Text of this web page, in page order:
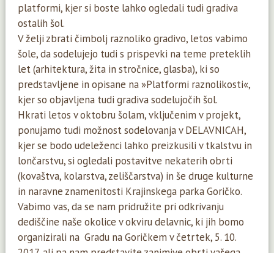
platformi, kjer si boste lahko ogledali tudi gradiva
ostalih šol.
V želji zbrati čimbolj raznoliko gradivo, letos vabimo
šole, da sodelujejo tudi s prispevki na teme preteklih
let (arhitektura, žita in stročnice, glasba), ki so
predstavljene in opisane na »Platformi raznolikosti«,
kjer so objavljena tudi gradiva sodelujočih šol.
Hkrati letos v oktobru šolam, vključenim v projekt,
ponujamo tudi možnost sodelovanja v DELAVNICAH,
kjer se bodo udeleženci lahko preizkusili v tkalstvu in
lončarstvu, si ogledali postavitve nekaterih obrti
(kovaštva, kolarstva, zeliščarstva) in še druge kulturne
in naravne znamenitosti Krajinskega parka Goričko.
Vabimo vas, da se nam pridružite pri odkrivanju
dediščine naše okolice v okviru delavnic, ki jih bomo
organizirali na Gradu na Goričkem v četrtek, 5. 10.